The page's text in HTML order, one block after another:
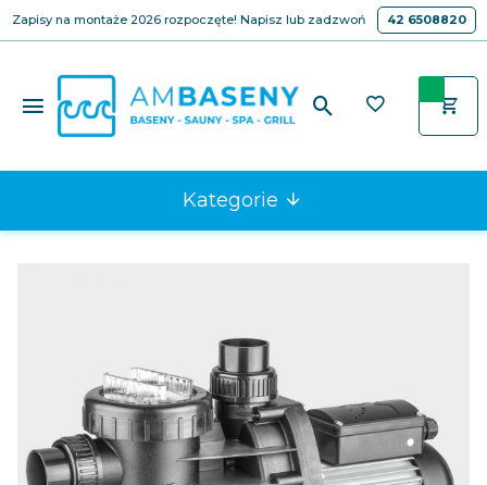
Zapisy na montaże 2026 rozpoczęte! Napisz lub zadzwoń 42 6508820
Kategorie